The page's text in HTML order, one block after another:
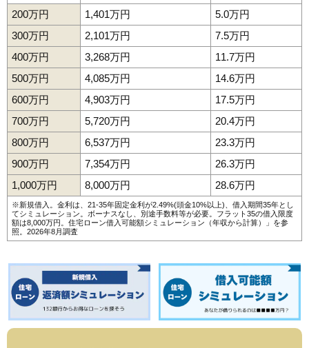
200万円
1,401万円
5.0万円
300万円
2,101万円
7.5万円
400万円
3,268万円
11.7万円
500万円
4,085万円
14.6万円
600万円
4,903万円
17.5万円
700万円
5,720万円
20.4万円
800万円
6,537万円
23.3万円
900万円
7,354万円
26.3万円
1,000万円
8,000万円 28.6万円
※新規借入。金利は、21-35年固定金利が2.49%(頭金10%以上)、借入期間35年とし
てシミュレーション。ボーナスなし、別途手数料等が必要。フラット35の借入限度
額は8,000万円。 住宅ローン借入可能額シミュレーション（年収から計算）
」を参
照。2026年8月調査